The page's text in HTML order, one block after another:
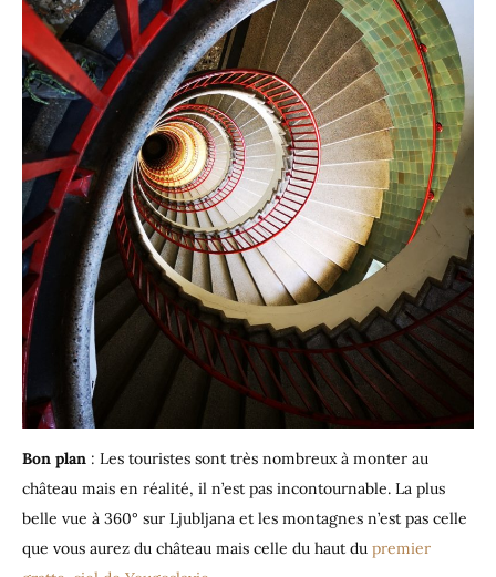
Bon plan : Les touristes sont très nombreux à monter au
château mais en réalité, il n’est pas incontournable. La plus
belle vue à 360° sur Ljubljana et les montagnes n’est pas celle
que vous aurez du château mais celle du haut du premier